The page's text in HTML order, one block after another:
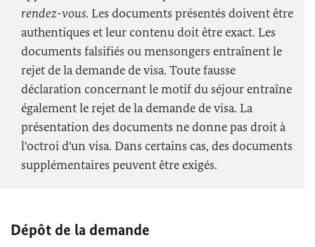
rendez-vous. Les documents présentés doivent être
authentiques et leur contenu doit être exact. Les
documents falsifiés ou mensongers entraînent le
rejet de la demande de visa. Toute fausse
déclaration concernant le motif du séjour entraîne
également le rejet de la demande de visa. La
présentation des documents ne donne pas droit à
l'octroi d'un visa. Dans certains cas, des documents
supplémentaires peuvent être exigés.
Dépôt de la demande